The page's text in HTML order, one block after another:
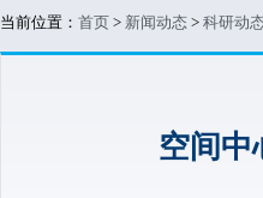
当前位置： 首页 > 新闻动态 > 科研动
空间中